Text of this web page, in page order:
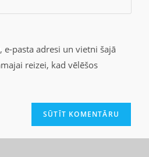
e-pasta adresi un vietni šajā
reizei, kad vēlēšos